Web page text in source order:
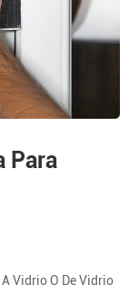
Para
Vidrio O De Vidrio